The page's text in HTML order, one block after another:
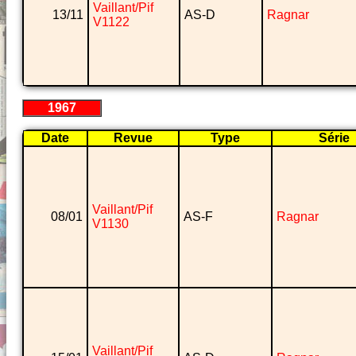
13/11
Vaillant/Pif
V1122
AS-D Ragnar
1967
Date Revue Type Série
08/01
Vaillant/Pif
V1130
AS-F Ragnar
Vaillant/Pif